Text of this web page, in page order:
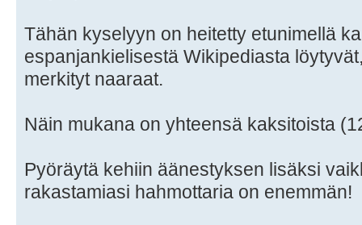
Tähän kyselyyn on heitetty etunimellä
espanjankielisestä Wikipediasta
merkityt naaraat.
Näin mukana on yhteensä kaksitoista
Pyöräytä kehiin äänestyksen lisäksi
rakastamiasi hahmottaria on enemmän!